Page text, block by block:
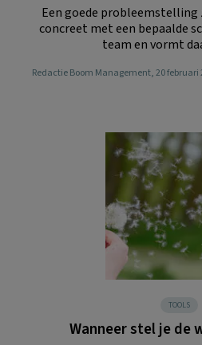
Een goede probleemstelling
concreet met een bepaalde
team en vormt
Redactie Boom Management, 20 februari
TOOLS
Wanneer stel je de